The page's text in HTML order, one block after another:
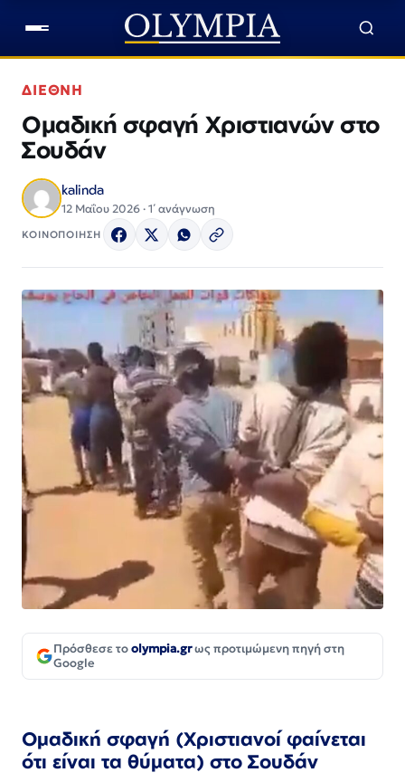
ΔΙΕΘΝΗ
Ομαδική σφαγή Χριστιανών στο
Σουδάν
kalinda
12 Μαΐου 2026 · 1΄ ανάγνωση
ΚΟΙΝΟΠΟΙΗΣΗ
Πρόσθεσε τοolympia.grως προτιμώμενη πηγή στη
Google
Ομαδική σφαγή (Χριστιανοί φαίνεται
ότι είναι τα θύματα) στο Σουδάν